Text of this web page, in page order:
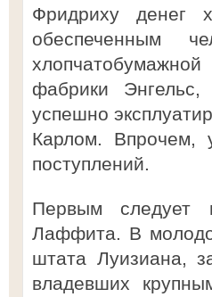
Фридриху денег
обеспеченным
фабрики
успешно
Карлом. Впрочем,
поступлений.
Первым следует
Лаффита. В
штата Луизиана,
владевших